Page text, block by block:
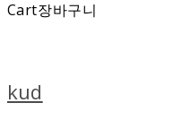
Cart장바구니
kud